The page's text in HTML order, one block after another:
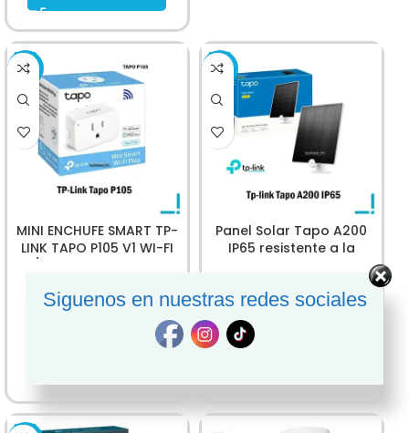
-53%
MINI ENCHUFE SMART TP-
LINK TAPO P105 V1 WI-FI
SKU:P105-1PACK
-32%
Panel Solar Tapo A200
IP65 resistente a la
SKU: A200
S/189.00
Siguenos en nuestras redes sociales